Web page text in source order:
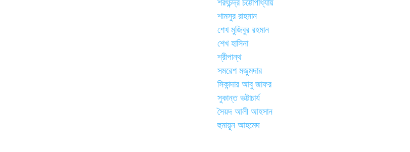
শরৎচন্দ্র চট্টোপাধ্যায়
শামসুর রাহমান
শেখ মুজিবুর রহমান
শেখ হাসিনা
শ্রীপান্থ
সমরেশ মজুমদার
সিকান্দার আবু জাফর
সুকান্ত ভট্টাচার্য
সৈয়দ আলী আহসান
হুমায়ূন আহমেদ